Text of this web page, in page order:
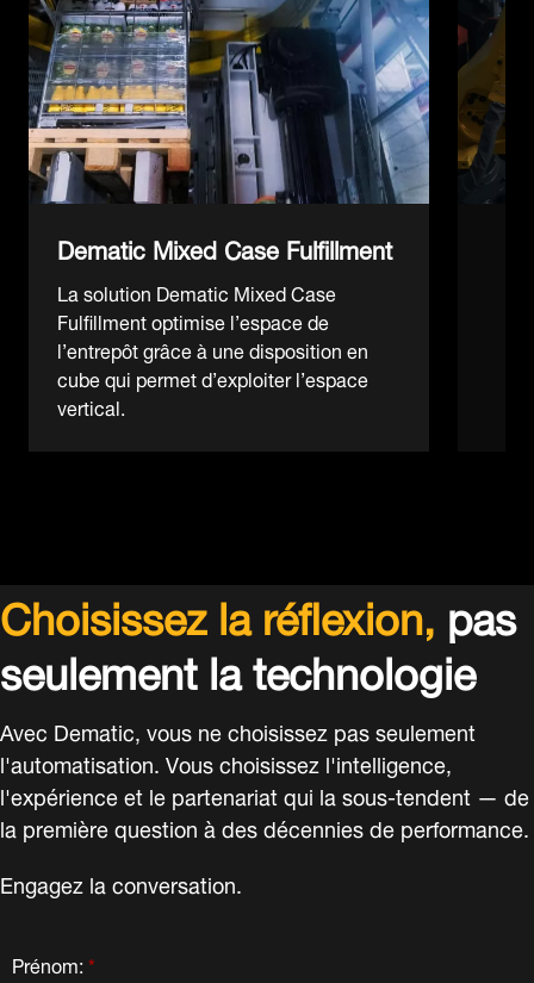
Dematic Mixed Case Fulfillment
La solution Dematic Mixed Case
Fulfillment optimise l’espace de
l’entrepôt grâce à une disposition en
cube qui permet d’exploiter l’espace
vertical.
Choisissez la réflexion,pas
seulement la technologie
Avec Dematic, vous ne choisissez pas seulement
l'automatisation. Vous choisissez l'intelligence,
l'expérience et le partenariat qui la sous-tendent — de
la première question à des décennies de performance.
Engagez la conversation.
*
Prénom: